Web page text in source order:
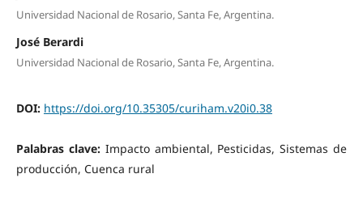
Universidad Nacional de Rosario, Santa Fe, Argentina.
José Berardi
Universidad Nacional de Rosario, Santa Fe, Argentina.
DOI: https://doi.org/10.35305/curiham.v20i0.38
Palabras clave: Impacto ambiental, Pesticidas, Sistemas de
producción, Cuenca rural